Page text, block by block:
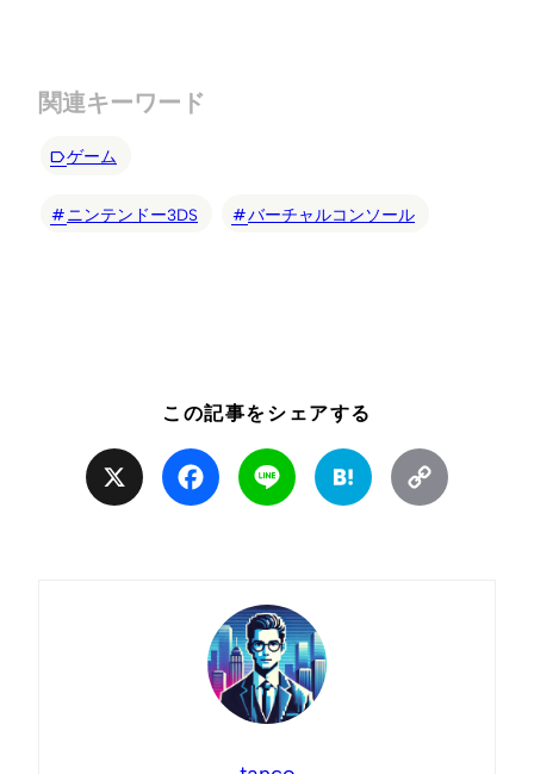
関連キーワード
ゲーム
ニンテンドー3DS バーチャルコンソール
この記事をシェアする
Facebook Line Hatena